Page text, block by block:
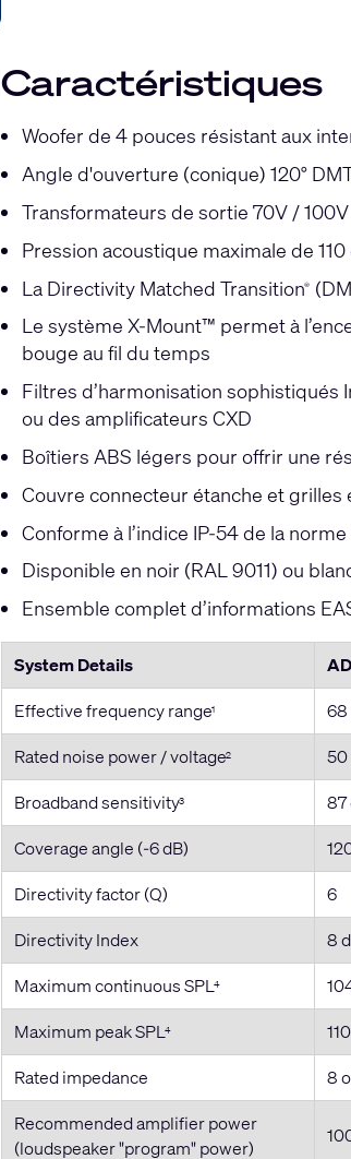
Caractéristiques
Woofer de 4 pouces résistant aux
Angle d'ouverture (conique) 120°
Transformateurs de sortie 70V /
Pression acoustique maximale de
La Directivity Matched Transition®
Le système X-Mount™ permet à
bouge au fil du temps
Filtres d’harmonisation
ou des amplificateurs CXD
Boîtiers ABS légers pour offrir une
Couvre connecteur étanche et
Conforme à l’indice IP-54 de la
Disponible en noir (RAL 9011) ou
Ensemble complet d’informations
System Details
Effective frequency range1
68
Rated noise power / voltage2
50
Broadband sensitivity3
87
Coverage angle (-6 dB)
Directivity factor (Q)
6
Directivity Index
8
Maximum continuous SPL4
Maximum peak SPL4
Rated impedance
8
Recommended amplifier power
(loudspeaker "program" power)